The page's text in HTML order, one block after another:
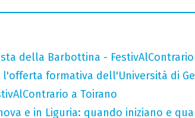
della Barbottina - FestivAlContrario
l'offerta formativa dell'Università di
a Toirano
e in Liguria: quando iniziano e